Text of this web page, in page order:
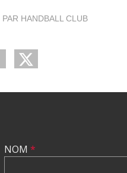
PAR HANDBALL CLUB
NOM *